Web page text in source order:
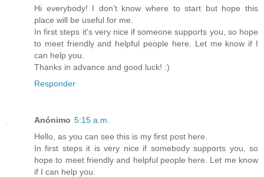
Hi everybody! I don't know where to start but hope this
place will be useful for me.
In first steps it's very nice if someone supports you, so hope
to meet friendly and helpful people here. Let me know if I
can help you.
Thanks in advance and good luck! :)
Responder
Anónimo 5:15 a.m.
Hello, as you can see this is my first post here.
In first steps it is very nice if somebody supports you, so
hope to meet friendly and helpful people here. Let me know
if I can help you.